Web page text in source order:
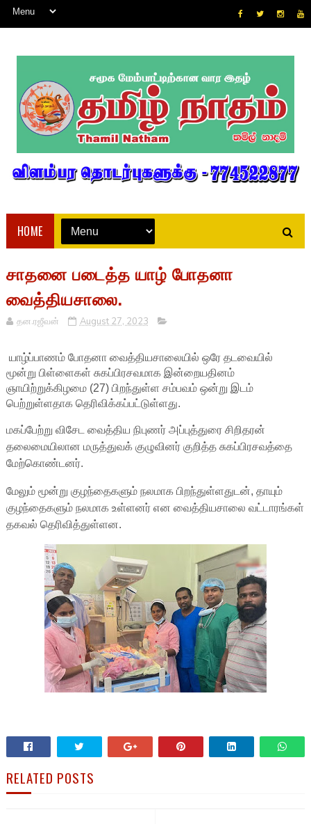
HOME
சாதனை படைத்த யாழ் போதனா
வைத்தியசாலை.
தன.ரஜீவன் August 27, 2023
யாழ்ப்பாணம் போதனா வைத்தியசாலையில் ஒரே தடவையில்
மூன்று பிள்ளைகள் சுகப்பிரசவமாக இன்றையதினம்
ஞாயிற்றுக்கிழமை (27) பிறந்துள்ள சம்பவம் ஒன்று இடம்
பெற்றுள்ளதாக தெரிவிக்கப்பட்டுள்ளது.
மகப்பேற்று விசேட வைத்திய நிபுணர் அப்புத்துரை சிறிதரன்
தலைமையிலான மருத்துவக் குழுவினர் குறித்த சுகப்பிரசவத்தை
மேற்கொண்டனர்.
மேலும் மூன்று குழந்தைகளும் நலமாக பிறந்துள்ளதுடன், தாயும்
குழந்தைகளும் நலமாக உள்ளனர் என வைத்தியசாலை வட்டாரங்கள்
தகவல் தெரிவித்துள்ளன.
RELATED POSTS